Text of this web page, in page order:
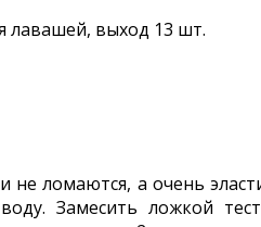
лавашей, выход 13 шт.
ломаются, а очень
Замесить ложкой